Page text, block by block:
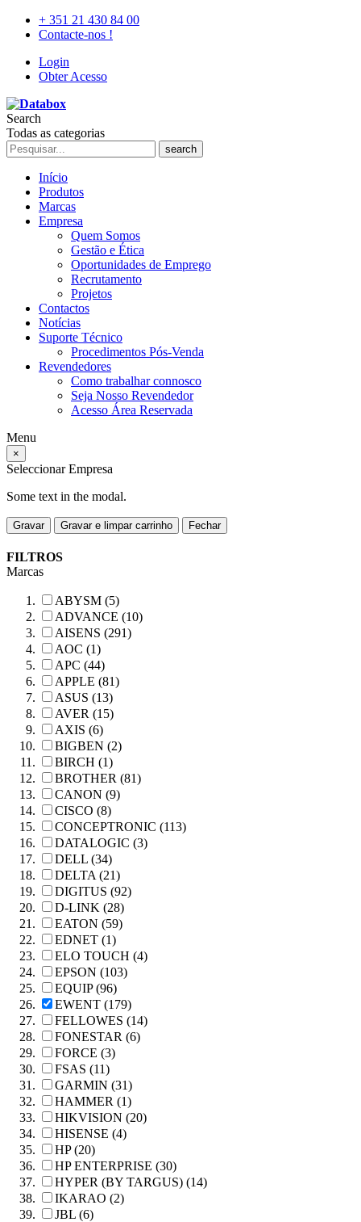
+ 351 21 430 84 00
Contacte-nos !
Login
Obter Acesso
Search
Todas as categorias
search
Início
Produtos
Marcas
Empresa
Quem Somos
Gestão e Ética
Oportunidades de Emprego
Recrutamento
Projetos
Contactos
Notícias
Suporte Técnico
Procedimentos Pós-Venda
Revendedores
Como trabalhar connosco
Seja Nosso Revendedor
Acesso Área Reservada
Menu
×
Seleccionar Empresa
Some text in the modal.
Gravar Gravar e limpar carrinho Fechar
FILTROS
Marcas
ABYSM (5)
ADVANCE (10)
AISENS (291)
AOC (1)
APC (44)
APPLE (81)
ASUS (13)
AVER (15)
AXIS (6)
BIGBEN (2)
BIRCH (1)
BROTHER (81)
CANON (9)
CISCO (8)
CONCEPTRONIC (113)
DATALOGIC (3)
DELL (34)
DELTA (21)
DIGITUS (92)
D-LINK (28)
EATON (59)
EDNET (1)
ELO TOUCH (4)
EPSON (103)
EQUIP (96)
EWENT (179)
FELLOWES (14)
FONESTAR (6)
FORCE (3)
FSAS (11)
GARMIN (31)
HAMMER (1)
HIKVISION (20)
HISENSE (4)
HP (20)
HP ENTERPRISE (30)
HYPER (BY TARGUS) (14)
IKARAO (2)
JBL (6)